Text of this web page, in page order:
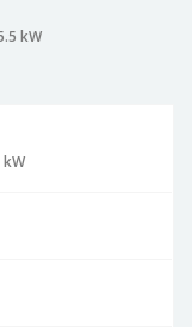
kW
kW